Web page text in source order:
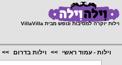
וילות יוקרה למסיבות ונופש מבית VillaVilla
וילות - עמוד ראשי וילות בדרום